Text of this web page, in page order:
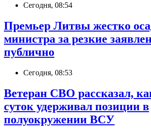
Сегодня, 08:54
Премьер Литвы жестко
министра за резкие
публично
Сегодня, 08:53
Ветеран СВО рассказал,
суток удерживал позиции в
полуокружении ВСУ